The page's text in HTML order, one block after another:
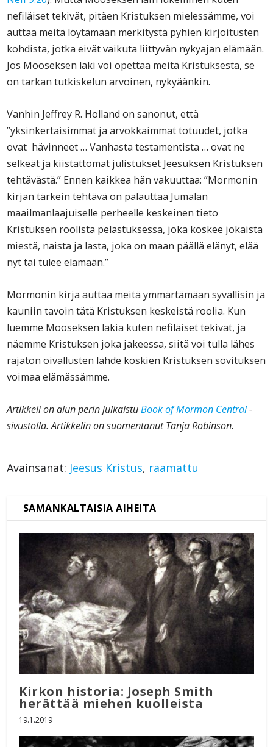
nefiläiset tekivät, pitäen Kristuksen mielessämme, voi
auttaa meitä löytämään merkitystä pyhien kirjoitusten
kohdista, jotka eivät vaikuta liittyvän nykyajan elämään.
Jos Mooseksen laki voi opettaa meitä Kristuksesta, se
on tarkan tutkiskelun arvoinen, nykyäänkin.
Vanhin Jeffrey R. Holland on sanonut, että
”yksinkertaisimmat ja arvokkaimmat totuudet, jotka
ovat hävinneet … Vanhasta testamentista … ovat ne
selkeät ja kiistattomat julistukset Jeesuksen Kristuksen
tehtävästä.” Ennen kaikkea hän vakuuttaa: ”Mormonin
kirjan tärkein tehtävä on palauttaa Jumalan
maailmanlaajuiselle perheelle keskeinen tieto
Kristuksen roolista pelastuksessa, joka koskee jokaista
miestä, naista ja lasta, joka on maan päällä elänyt, elää
nyt tai tulee elämään.”
Mormonin kirja auttaa meitä ymmärtämään syvällisin ja
kauniin tavoin tätä Kristuksen keskeistä roolia. Kun
luemme Mooseksen lakia kuten nefiläiset tekivät, ja
näemme Kristuksen joka jakeessa, siitä voi tulla lähes
rajaton oivallusten lähde koskien Kristuksen sovituksen
voimaa elämässämme.
Artikkeli on alun perin julkaistuBook of Mormon Central-
sivustolla. Artikkelin on suomentanut Tanja Robinson.
Avainsanat: Jeesus Kristus, raamattu
Kirkon historia: Joseph Smith
herättää miehen kuolleista
19.1.2019